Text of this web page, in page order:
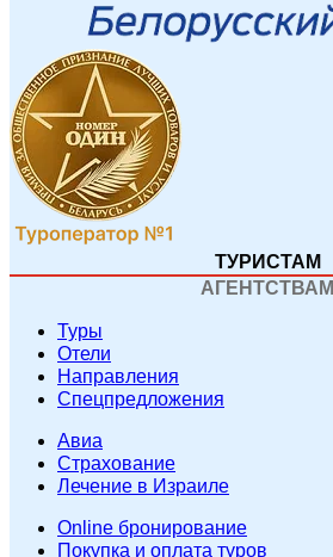
ТУРИСТАМ
АГЕНТСТВАМ
Туры
Отели
Направления
Спецпредложения
Авиа
Страхование
Лечение в Израиле
Online бронирование
Покупка и оплата туров